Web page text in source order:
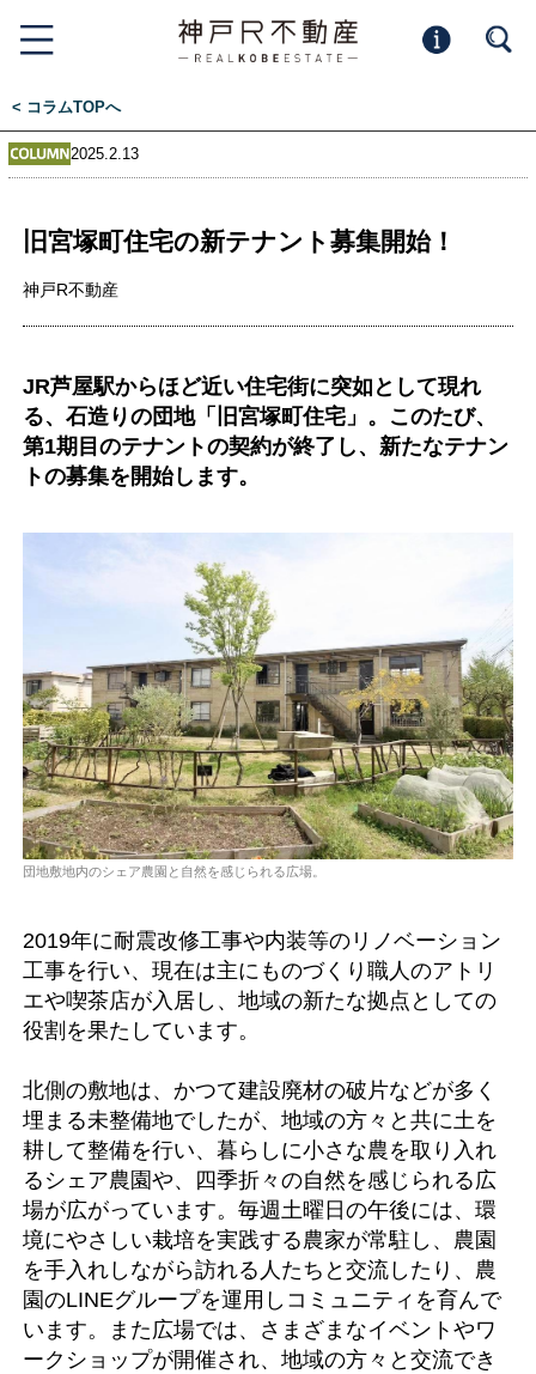
< コラムTOPへ
2025.2.13
旧宮塚町住宅の新テナント募集開始！
神戸R不動産
JR芦屋駅からほど近い住宅街に突如として現れ
る、石造りの団地「旧宮塚町住宅」。このたび、
第1期目のテナントの契約が終了し、新たなテナン
トの募集を開始します。
団地敷地内のシェア農園と自然を感じられる広場。
2019年に耐震改修工事や内装等のリノベーション
工事を行い、現在は主にものづくり職人のアトリ
エや喫茶店が入居し、地域の新たな拠点としての
役割を果たしています。
北側の敷地は、かつて建設廃材の破片などが多く
埋まる未整備地でしたが、地域の方々と共に土を
耕して整備を行い、暮らしに小さな農を取り入れ
るシェア農園や、四季折々の自然を感じられる広
場が広がっています。毎週土曜日の午後には、環
境にやさしい栽培を実践する農家が常駐し、農園
を手入れしながら訪れる人たちと交流したり、農
園のLINEグループを運用しコミュニティを育んで
います。また広場では、さまざまなイベントやワ
ークショップが開催され、地域の方々と交流でき